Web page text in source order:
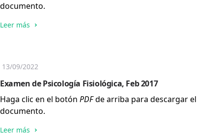
documento.
Leer más
Examen de Psicología Fisiológica, Feb 2017
13/09/2022
Haga clic en el botón PDFde arriba para descargar el
documento.
Leer más